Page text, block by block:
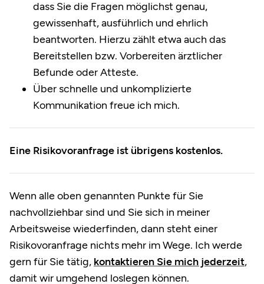
dass Sie die Fragen möglichst genau,
gewissenhaft, ausführlich und ehrlich
beantworten. Hierzu zählt etwa auch das
Bereitstellen bzw. Vorbereiten ärztlicher
Befunde oder Atteste.
Über schnelle und unkomplizierte
Kommunikation freue ich mich.
Eine Risikovoranfrage ist übrigens kostenlos.
Wenn alle oben genannten Punkte für Sie
nachvollziehbar sind und Sie sich in meiner
Arbeitsweise wiederfinden, dann steht einer
Risikovoranfrage nichts mehr im Wege. Ich werde
gern für Sie tätig, kontaktieren Sie mich jederzeit,
damit wir umgehend loslegen können.